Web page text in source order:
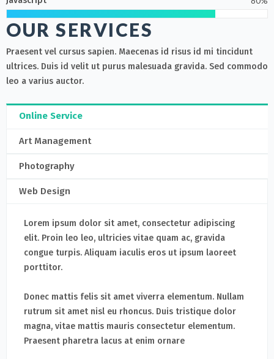
OUR SERVICES
Praesent vel cursus sapien. Maecenas id risus id mi tincidunt
ultrices. Duis id velit ut purus malesuada gravida. Sed commodo
leo a varius auctor.
Online Service
Art Management
Photography
Web Design
Lorem ipsum dolor sit amet, consectetur adipiscing
elit. Proin leo leo, ultricies vitae quam ac, gravida
congue turpis. Aliquam iaculis eros ut ipsum laoreet
porttitor.
Donec mattis felis sit amet viverra elementum. Nullam
rutrum sit amet nisl eu rhoncus. Duis tristique dolor
magna, vitae mattis mauris consectetur elementum.
Praesent pharetra lacus at enim ornare